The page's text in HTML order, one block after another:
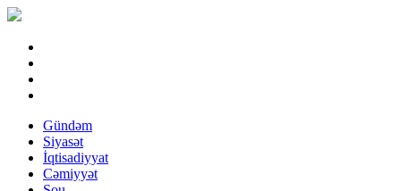
Gündəm
Siyasət
İqtisadiyyat
Cəmiyyət